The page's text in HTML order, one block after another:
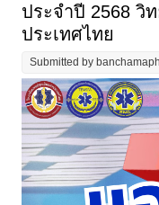
ประจำปี 2568 วิ
ประเทศไทย
Submitted by